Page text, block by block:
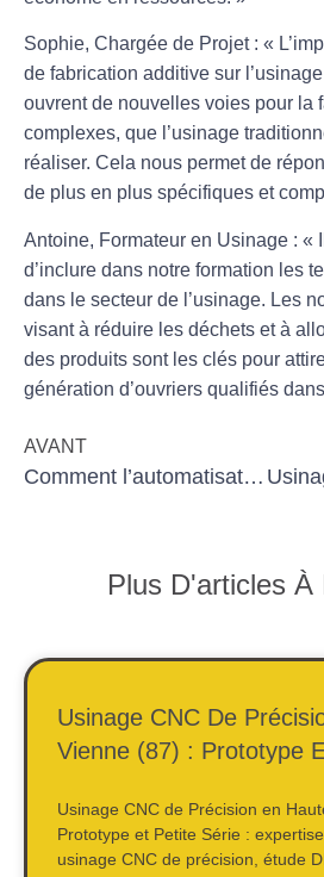
Sophie, Chargée de Projet : «
de fabrication additive sur
ouvrent de nouvelles voies pour la
complexes, que l’usinage
réaliser. Cela nous permet de
de plus en plus spécifiques et
Antoine, Formateur en Usinage : «
d’inclure dans notre formation les
dans le secteur de l’usinage. Les
visant à réduire les déchets et à
des produits sont les clés pour
génération d’ouvriers qualifiés
AVANT
Comment l’automatisation aide à la conformité réglementaire des TPE
Plus D'articles À
Usinage CNC De
Vienne (87) : Prototype
Usinage CNC de Précision en
Prototype et Petite Série :
usinage CNC de précision, étude